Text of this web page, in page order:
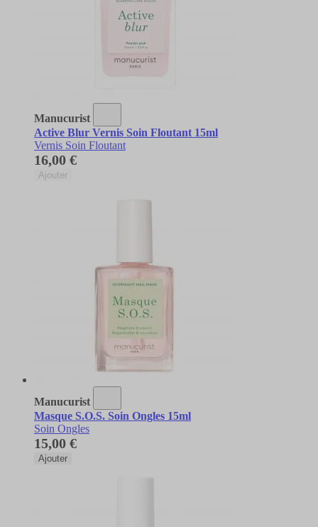
Manucurist
Active Blur Vernis Soin Floutant 15ml
Vernis Soin Floutant
16,00 €
Ajouter
Manucurist
Masque S.O.S. Soin Ongles 15ml
Soin Ongles
15,00 €
Ajouter